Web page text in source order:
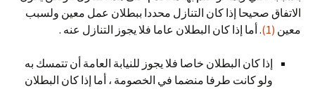
الاتفاق صحيحا إذا كان التنازل محددا ببطلان عمل معين ولسبب
معين (1) . أما إذا كان البطلان عاما فلا يجوز التنازل عنه .
إذا كان البطلان خاصا فلا يجوز للنيابة العامة أن تتمسك به
ولو كانت طرفا منضما في الخصومة ، أما إذا كان البطلان